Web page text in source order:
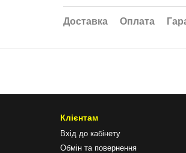
Доставка Оплата
Клієнтам
Вхід до кабінету
Обмін та повернення